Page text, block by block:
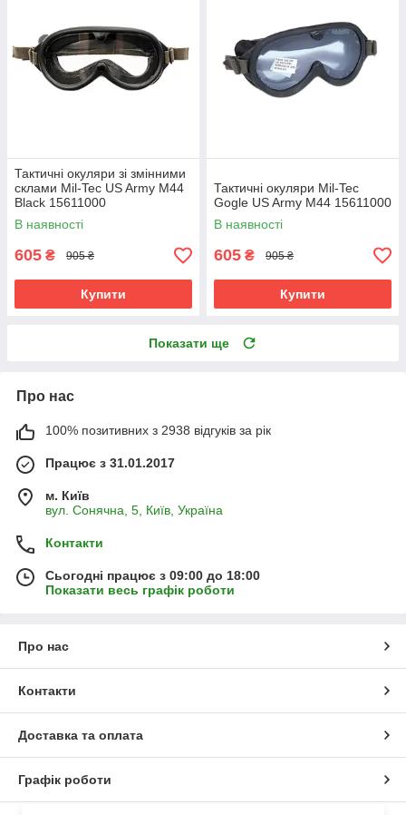
Тактичні окуляри зі змінними
склами Mil-Tec US Army M44
Black 15611000
В наявності
605 ₴ 905 ₴
Купити
Тактичні окуляри Mil-Tec
Gogle US Army M44 15611000
В наявності
605 ₴ 905 ₴
Купити
Показати ще
Про нас
100% позитивних з 2938 відгуків за рік
Працює з 31.01.2017
м. Київ
вул. Сонячна, 5, Київ, Україна
Контакти
Сьогодні працює з 09:00 до 18:00
Показати весь графік роботи
Про нас
Контакти
Доставка та оплата
Графік роботи